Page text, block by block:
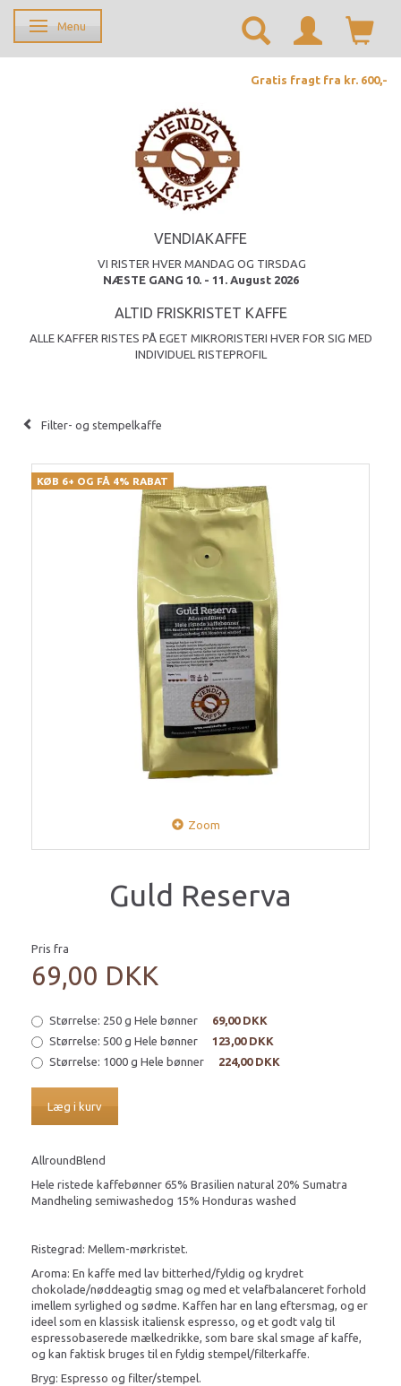
Skifte navigation
Menu
Gratis fragt fra kr. 600,-
VENDIAKAFFE
VI RISTER HVER MANDAG OG TIRSDAG
NÆSTE GANG 10. - 11. August 2026
ALTID FRISKRISTET KAFFE
ALLE KAFFER RISTES PÅ EGET MIKRORISTERI HVER FOR SIG MED
INDIVIDUEL RISTEPROFIL
Filter- og stempelkaffe
KØB 6+ OG FÅ 4% RABAT
Zoom
Guld Reserva
Pris fra
69,00 DKK
Størrelse: 250 g Hele bønner
69,00 DKK
Størrelse: 500 g Hele bønner
123,00 DKK
Størrelse: 1000 g Hele bønner 224,00 DKK
Læg i kurv
AllroundBlend
Hele ristede kaffebønner 65% Brasilien natural 20% Sumatra
Mandheling semiwashedog 15% Honduras washed
Ristegrad: Mellem-mørkristet.
Aroma: En kaffe med lav bitterhed/fyldig og krydret
chokolade/nøddeagtig smag og med et velafbalanceret forhold
imellem syrlighed og sødme. Kaffen har en lang eftersmag, og er
ideel som en klassisk italiensk espresso, og et godt valg til
espressobaserede mælkedrikke, som bare skal smage af kaffe,
og kan faktisk bruges til en fyldig stempel/filterkaffe.
Bryg: Espresso og filter/stempel.